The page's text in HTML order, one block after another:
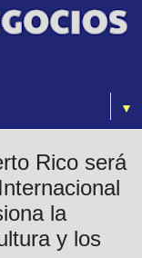
▼
Rico será
la
y los